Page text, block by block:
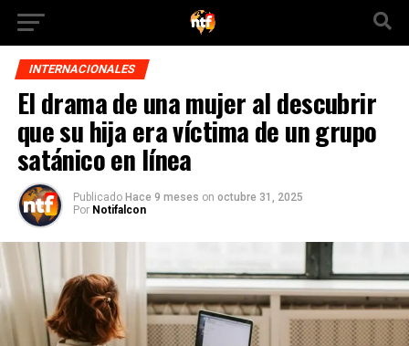
INTERNACIONALES
El drama de una mujer al descubrir
que su hija era víctima de un grupo
satánico en línea
Publicado Hace 9 meses on octubre 31, 2025
Por Notifalcon